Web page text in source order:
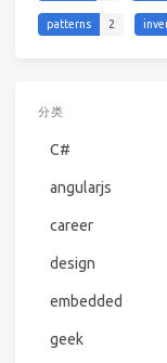
patterns 2
分类
C#
angularjs
career
design
embedded
geek